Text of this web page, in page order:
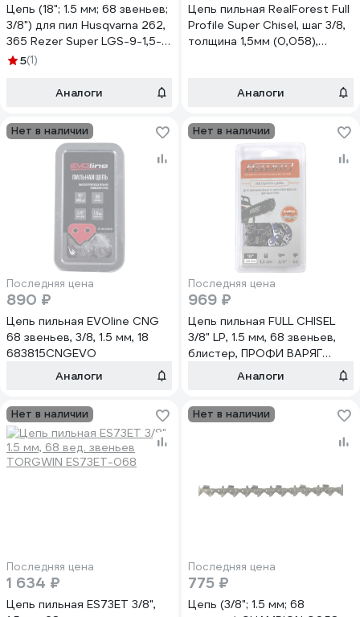
Цепь (18"; 1.5 мм; 68 звеньев;
3/8") для пил Husqvarna 262,
365 Rezer Super LGS-9-1,5-
685(1)
Аналоги
Цепь пильная RealForest Full
Profile Super Chisel, шаг 3/8,
толщина 1,5мм (0,058),
Аналоги
Нет в наличии
Последняя цена
890 ₽
Цепь пильная EVOline CNG
68 звеньев, 3/8, 1.5 мм, 18
683815CNGEVO
Аналоги
Нет в наличии
Последняя цена
969 ₽
Цепь пильная FULL CHISEL
3/8" LP, 1.5 мм, 68 звеньев,
блистер, ПРОФИ ВАРЯГ
Аналоги
Нет в наличии
Последняя цена
1 634 ₽
Цепь пильная ES73ET 3/8",
Нет в наличии
Последняя цена
775 ₽
Цепь (3/8"; 1.5 мм; 68